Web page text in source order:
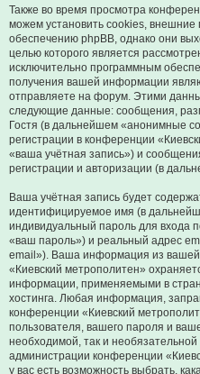
Также во время просмотра
можем установить cookies,
обеспечению phpBB, однако они
целью которого является
исключительно программным
получения вашей информации
отправляете на форум. Этими
следующие данные: сообщения,
Гостя (в дальнейшем «анонимные
регистрации в конференции
«ваша учётная запись») и
регистрации и авторизации (в
Ваша учётная запись будет
идентифицируемое имя (в
индивидуальный пароль для входа
«ваш пароль») и реальный адрес
email»). Ваша информация из
«Киевский метрополитен»
информации, применяемыми в
хостинга. Любая информация,
конференции «Киевский
пользователя, вашего пароля и
необходимой, так и необязательной
администрации конференции
у вас есть возможность выбрать,